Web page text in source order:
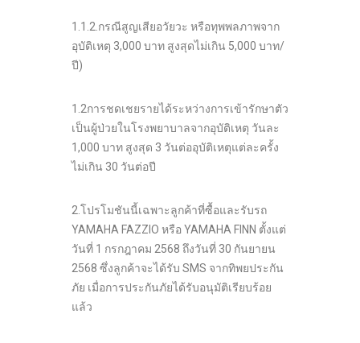
1.1.2.กรณีสูญเสียอวัยวะ หรือทุพพลภาพจาก
อุบัติเหตุ 3,000 บาท สูงสุดไม่เกิน 5,000 บาท/
ปี)
1.2การชดเชยรายได้ระหว่างการเข้ารักษาตัว
เป็นผู้ป่วยในโรงพยาบาลจากอุบัติเหตุ วันละ
1,000 บาท สูงสุด 3 วันต่ออุบัติเหตุแต่ละครั้ง
ไม่เกิน 30 วันต่อปี
2.โปรโมชันนี้เฉพาะลูกค้าที่ซื้อและรับรถ
YAMAHA FAZZIO หรือ YAMAHA FINN ตั้งแต่
วันที่ 1 กรกฎาคม 2568 ถึงวันที่ 30 กันยายน
2568 ซึ่งลูกค้าจะได้รับ SMS จากทิพยประกัน
ภัย เมื่อการประกันภัยได้รับอนุมัติเรียบร้อย
แล้ว